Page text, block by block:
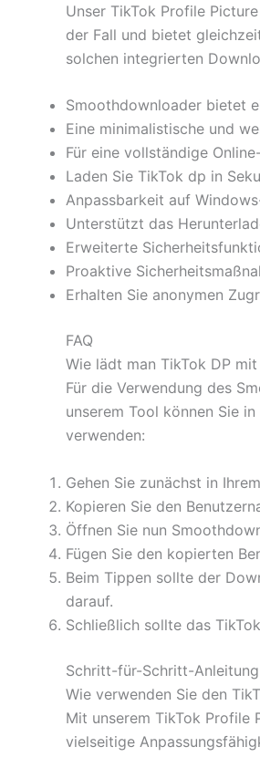
Unser TikTok Profile
der Fall und bietet
solchen integrierten
Smoothdownloader bietet
Eine minimalistische und
Für eine vollständige
Laden Sie TikTok dp in
Anpassbarkeit auf
Unterstützt das
Erweiterte
Proaktive
Erhalten Sie anonymen
FAQ
Wie lädt man TikTok DP
Für die Verwendung des
unserem Tool können Sie
verwenden:
Gehen Sie zunächst in
Kopieren Sie den
Öffnen Sie nun
Fügen Sie den kopierten
Beim Tippen sollte der
darauf.
Schließlich sollte das
Schritt-für-Schritt-
Wie verwenden Sie den
Mit unserem TikTok Profile
vielseitige